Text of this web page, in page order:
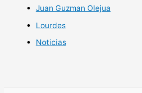
Juan Guzman Olejua
Lourdes
Noticias